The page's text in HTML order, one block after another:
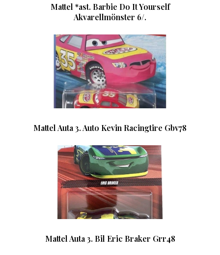
Mattel *ast. Barbie Do It Yourself
Akvarellmönster 6/.
Mattel Auta 3. Auto Kevin Racingtire Gbv78
Mattel Auta 3. Bil Eric Braker Grr48